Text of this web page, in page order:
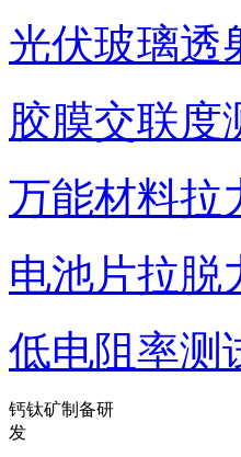
光伏玻璃透
胶膜交联度
万能材料拉
电池片拉脱
低电阻率测
钙钛矿制备研
发